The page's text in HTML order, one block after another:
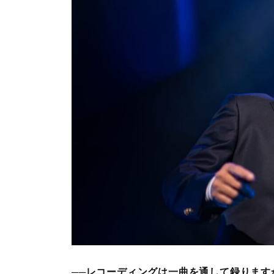
──レコーディングは一曲を通して録ります